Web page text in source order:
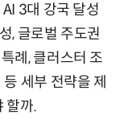
3대 강국 달성
, 글로벌 주도권
례, 클러스터 조
세부 전략을 제
할까.